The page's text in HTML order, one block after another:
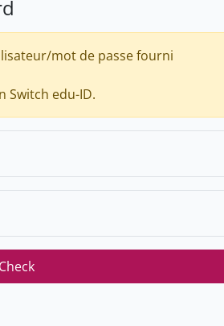
mot de passe fourni
Switch edu-ID.
Check